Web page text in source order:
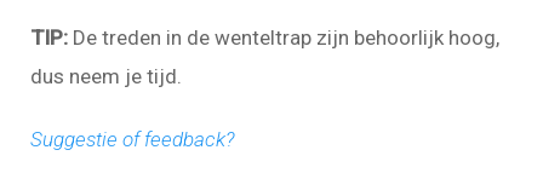
TIP: De treden in de wenteltrap zijn behoorlijk hoog,
dus neem je tijd.
Suggestie of feedback?